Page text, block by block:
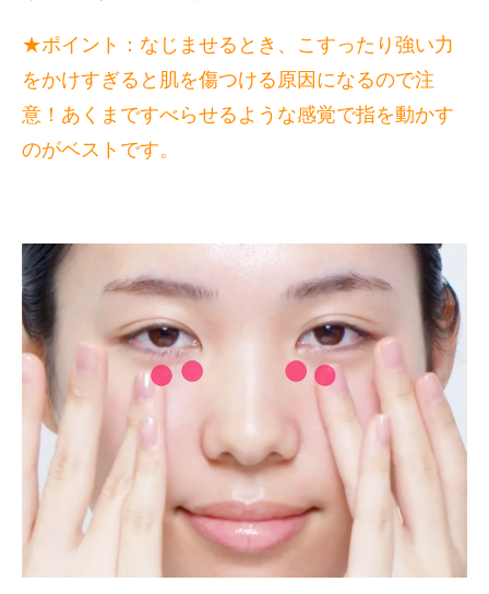
★ポイント：なじませるとき、こすったり強い力
をかけすぎると肌を傷つける原因になるので注
意！あくまですべらせるような感覚で指を動かす
のがベストです。